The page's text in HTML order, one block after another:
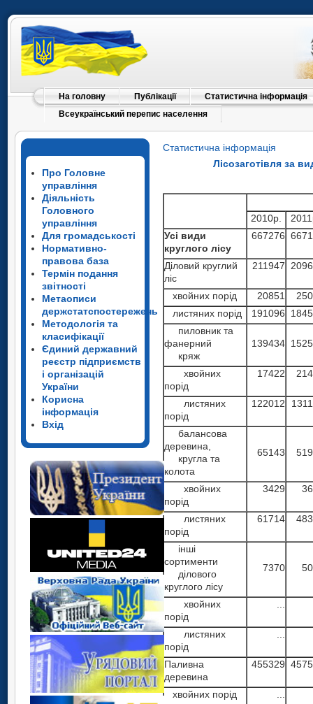
На головну Публікації
Статистична інформація
Всеукраїнський перепис населення
Про Головне
управління
Діяльність
Головного
управління
Для громадськості
Нормативно-
правова база
Термін подання
звітності
Метаописи
держстатспостережень
Методологія та
класифікації
Єдиний державний
реєстр підприємств
і організацій
України
Корисна
інформація
Вхід
Статистична інформація
Лісозаготівля за
2010р.
Усі види
круглого лісу
667276
Діловий круглий
ліс
211947
хвойних порід 20851
листяних порід
191096
пиловник та
фанерний
кряж
139434
хвойних
порід
17422
листяних
порід
122012
балансова
деревина,
кругла та
колота
65143
хвойних
порід
3429
листяних
порід
61714
інші
сортименти
ділового
круглого лісу
7370
хвойних
порід
листяних
порід
Паливна
деревина
455329
хвойних порід